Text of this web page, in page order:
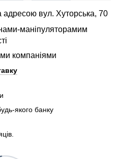
адресою вул. Хуторська, 70
маніпуляторамим
компаніями
якого банку